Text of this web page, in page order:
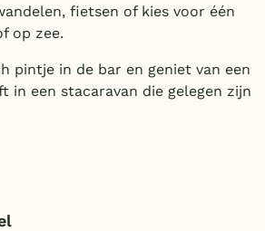
fietsen of kies voor één
op zee.
pintje in de bar en geniet van een
een stacaravan die gelegen zijn